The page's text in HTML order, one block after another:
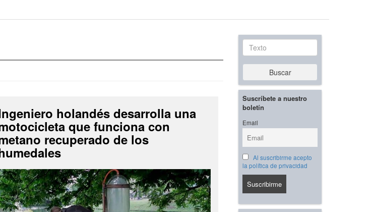
holandés desarrolla una
que funciona con
recuperado de los
Texto
Buscar
Suscríbete a nuestro
boletín
Email
Al suscribirme acepto
la política de privacidad